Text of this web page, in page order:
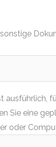
ausführlich,
Sie eine
oder